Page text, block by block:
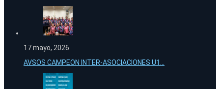
17 mayo, 2026
AVSOS CAMPEON INTER-ASOCIACIONES U1...